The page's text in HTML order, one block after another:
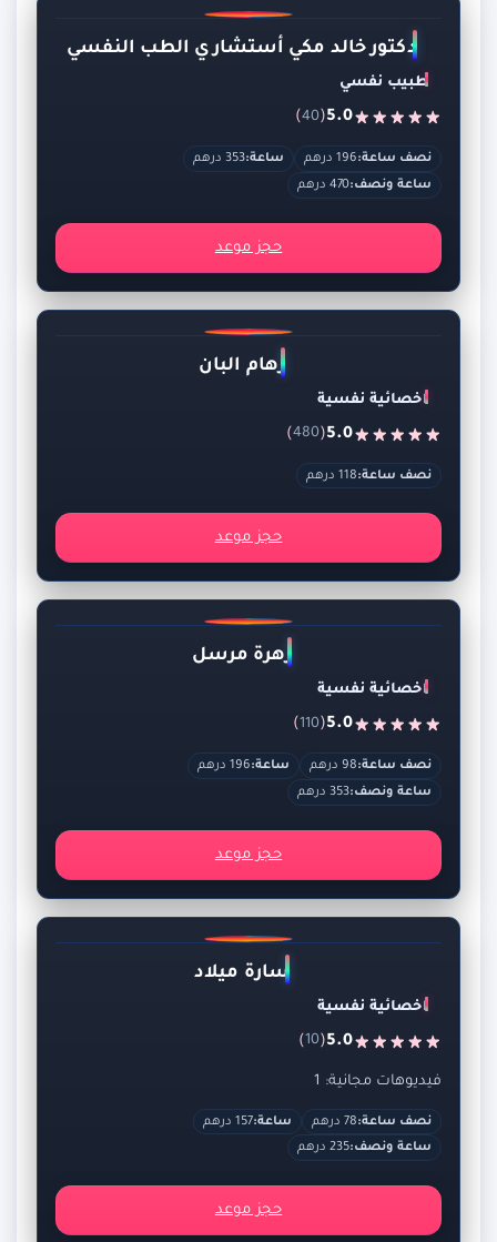
دكتور خالد مكي أستشاري الطب النفسي
طبيب نفسي
5.0
(
40
)
نصف ساعة:196 درهم ساعة:353 درهم
ساعة ونصف:470 درهم
حجز موعد
رهام البان
اخصائية نفسية
5.0
(
480
)
نصف ساعة:118 درهم
حجز موعد
زهرة مرسل
اخصائية نفسية
5.0
(
110
)
نصف ساعة:98 درهم ساعة:196 درهم
ساعة ونصف:353 درهم
حجز موعد
سارة ميلاد
اخصائية نفسية
5.0
(
10
)
فيديوهات مجانية: 1
نصف ساعة:78 درهم ساعة:157 درهم
ساعة ونصف:235 درهم
حجز موعد